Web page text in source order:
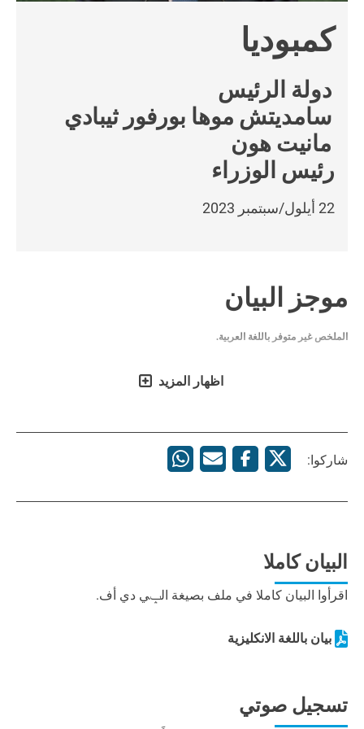
كمبوديا
دولة الرئيس
سامديتش موها بورفور ثيبادي
مانيت هون
رئيس الوزراء
22 أيلول/سبتمبر 2023
موجز البيان
الملخص غير متوفر باللغة العربية.
اظهار المزيد
شاركوا:
البيان كاملا
اقرأوا البيان كاملا في ملف بصيغة الݒي دي أف.
بيان باللغة الانكليزية
تسجيل صوتي